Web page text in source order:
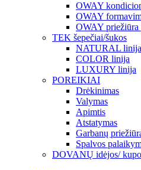
OWAY
OWAY
OWAY priežiūra
TEK šepečiai/šukos
NATURAL linija
COLOR linija
LUXURY linija
POREIKIAI
Drėkinimas
Valymas
Apimtis
Atstatymas
Garbanų
Spalvos
DOVANŲ idėjos/